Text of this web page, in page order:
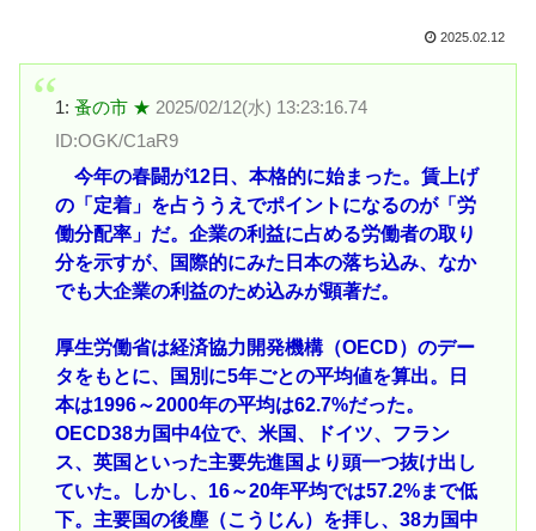
2025.02.12
1: 蚤の市 ★ 2025/02/12(水) 13:23:16.74
ID:OGK/C1aR9
今年の春闘が12日、本格的に始まった。賃上げ
の「定着」を占ううえでポイントになるのが「労
働分配率」だ。企業の利益に占める労働者の取り
分を示すが、国際的にみた日本の落ち込み、なか
でも大企業の利益のため込みが顕著だ。
厚生労働省は経済協力開発機構（OECD）のデー
タをもとに、国別に5年ごとの平均値を算出。日
本は1996～2000年の平均は62.7%だった。
OECD38カ国中4位で、米国、ドイツ、フラン
ス、英国といった主要先進国より頭一つ抜け出し
ていた。しかし、16～20年平均では57.2%まで低
下。主要国の後塵（こうじん）を拝し、38カ国中